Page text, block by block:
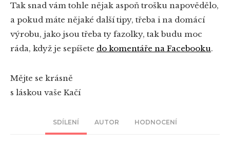
SDÍLENÍ AUTOR HODNOCENÍ
Tak snad vám tohle nějak aspoň trošku napovědělo,
a pokud máte nějaké další tipy, třeba i na domácí
výrobu, jako jsou třeba ty fazolky, tak budu moc
ráda, když je sepíšete do komentáře na Facebooku.
Mějte se krásně
s láskou vaše Kačí